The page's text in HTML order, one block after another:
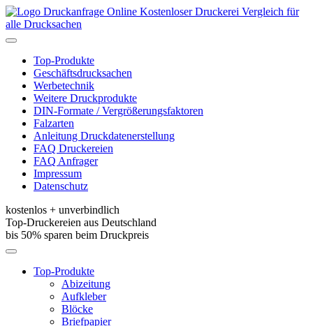
Kostenloser Druckerei Vergleich für
alle Drucksachen
Toggle
navigationTop-Produkte
Geschäftsdrucksachen
Werbetechnik
Weitere Druckprodukte
DIN-Formate / Vergrößerungsfaktoren
Falzarten
Anleitung Druckdatenerstellung
FAQ Druckereien
FAQ Anfrager
Impressum
Datenschutz
kostenlos + unverbindlich
Top-Druckereien aus Deutschland
bis 50% sparen beim Druckpreis
Toggle
navigationTop-Produkte
Abizeitung
Aufkleber
Blöcke
Briefpapier